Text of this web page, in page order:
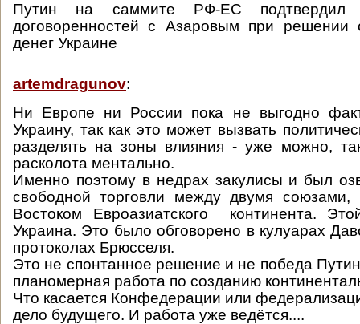
Путин на саммите РФ-ЕС подтвердил
договоренностей с Азаровым при решении
денег Украине
artemdragunov:
Ни Европе ни России пока не выгодно
Украину, так как это может вызвать
разделять на зоны влияния - уже можно,
расколота ментально.
Именно поэтому в недрах закулисы и был
свободной торговли между двумя
Востоком Евроазиатского континента.
Украина. Это было обговорено в кулуарах
протоколах Брюсселя.
Это не спонтанное решение и не победа
планомерная работа по созданию
Что касается Конфедерации или
дело будущего. И работа уже ведётся....